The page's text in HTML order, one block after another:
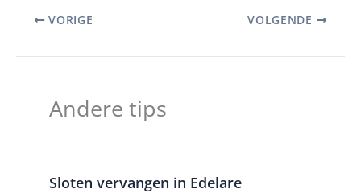
VORIGE VOLGENDE
Andere tips
Sloten vervangen in Edelare